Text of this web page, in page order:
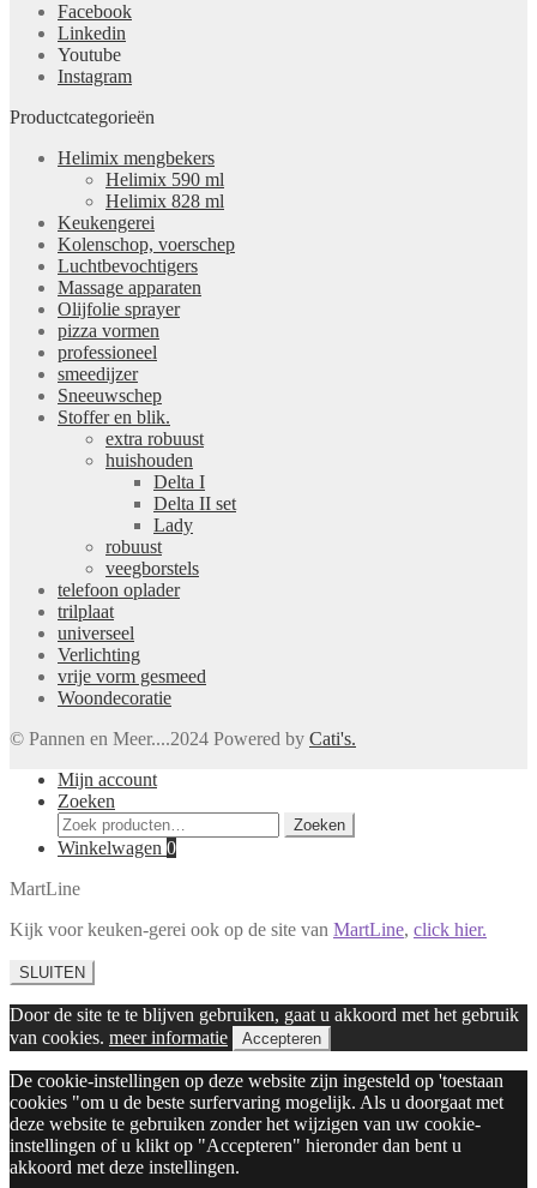
Facebook
Linkedin
Youtube
Instagram
Productcategorieën
Helimix mengbekers
Helimix 590 ml
Helimix 828 ml
Keukengerei
Kolenschop, voerschep
Luchtbevochtigers
Massage apparaten
Olijfolie sprayer
pizza vormen
professioneel
smeedijzer
Sneeuwschep
Stoffer en blik.
extra robuust
huishouden
Delta I
Delta II set
Lady
robuust
veegborstels
telefoon oplader
trilplaat
universeel
Verlichting
vrije vorm gesmeed
Woondecoratie
© Pannen en Meer....2024 Powered by Cati's.
Mijn account
Zoeken
Zoeken
naar:
Zoeken
Winkelwagen 0
MartLine
Kijk voor keuken-gerei ook op de site van MartLine, click hier.
SLUITEN
Door de site te te blijven gebruiken, gaat u akkoord met het gebruik
van cookies. meer informatie Accepteren
De cookie-instellingen op deze website zijn ingesteld op 'toestaan
cookies "om u de beste surfervaring mogelijk. Als u doorgaat met
deze website te gebruiken zonder het wijzigen van uw cookie-
instellingen of u klikt op "Accepteren" hieronder dan bent u
akkoord met deze instellingen.